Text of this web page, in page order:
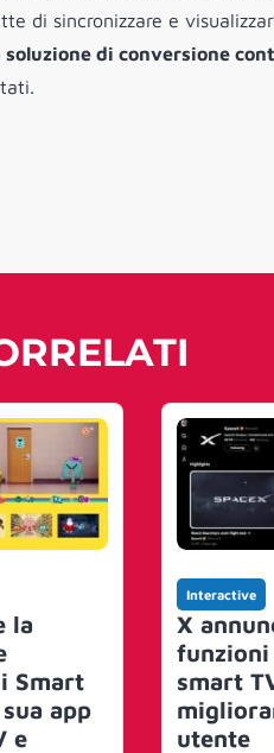
di sincronizzare e
soluzione di conversione
la
Smart
app
e
Interactive
X
funzioni
smart
utente